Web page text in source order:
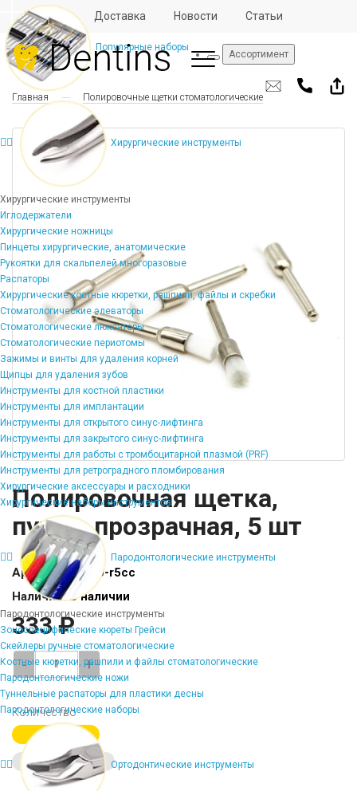
Отзывы Доставка Новости Статьи
Ассортимент
Популярные наборы
Хирургические инструменты
Хирургические инструменты
Иглодержатели
Хирургические ножницы
Пинцеты хирургические, анатомические
Рукоятки для скальпелей многоразовые
Распаторы
Хирургические костные кюретки, рашпили, файлы и скребки
Стоматологические элеваторы
Стоматологические люксаторы
Стоматологические периотомы
Зажимы и винты для удаления корней
Щипцы для удаления зубов
Инструменты для костной пластики
Инструменты для имплантации
Инструменты для открытого синус-лифтинга
Инструменты для закрытого синус-лифтинга
Инструменты для работы с тромбоцитарной плазмой (PRF)
Инструменты для ретроградного пломбирования
Хирургические аксессуары и расходники
Хирургические наборы инструментов
Пародонтологические инструменты
Пародонтологические инструменты
Зоноспецифические кюреты Грейси
Скейлеры ручные стоматологические
Костные кюретки, рашпили и файлы стоматологические
Пародонтологические ножи
Туннельные распаторы для пластики десны
Пародонтологические наборы
Ортодонтические инструменты
Главная Полировочные щетки стоматологические
Полировочная щетка,
пучок, прозрачная, 5 шт
Артикул:BU-RU-r5cc
Наличие:В наличии
333 ₽
- +
Количество
от 12-ти шт. -10%